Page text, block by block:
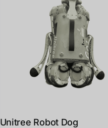
Unitree Robot Dog